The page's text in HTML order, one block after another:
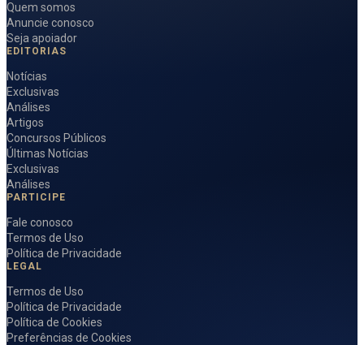
Quem somos
Anuncie conosco
Seja apoiador
EDITORIAS
Notícias
Exclusivas
Análises
Artigos
Concursos Públicos
Últimas Notícias
Exclusivas
Análises
PARTICIPE
Fale conosco
Termos de Uso
Política de Privacidade
LEGAL
Termos de Uso
Política de Privacidade
Política de Cookies
Preferências de Cookies